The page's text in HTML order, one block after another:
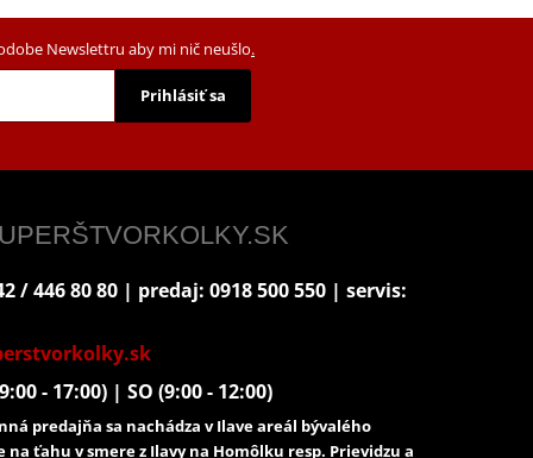
Newslettru aby mi nič neušlo.
Prihlásiť sa
/ 446 80 80 | predaj: 0918 500 550 | servis:
- 17:00) | SO (9:00 - 12:00)
predajňa sa nachádza v Ilave areál bývalého
na ťahu v smere z Ilavy na Homôlku resp. Prievidzu a